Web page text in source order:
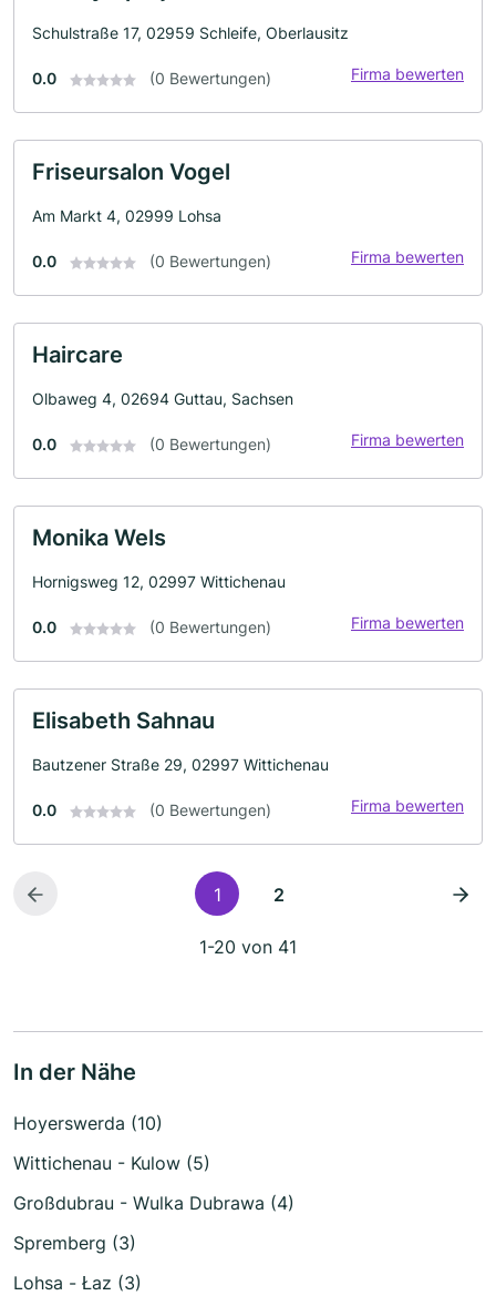
Schulstraße 17, 02959 Schleife, Oberlausitz
0.0 (0 Bewertungen) Firma bewerten
Friseursalon Vogel
Am Markt 4, 02999 Lohsa
0.0 (0 Bewertungen) Firma bewerten
Haircare
Olbaweg 4, 02694 Guttau, Sachsen
0.0 (0 Bewertungen) Firma bewerten
Monika Wels
Hornigsweg 12, 02997 Wittichenau
0.0 (0 Bewertungen) Firma bewerten
Elisabeth Sahnau
Bautzener Straße 29, 02997 Wittichenau
0.0 (0 Bewertungen) Firma bewerten
1 2
1-20 von 41
In der Nähe
Hoyerswerda (10)
Wittichenau - Kulow (5)
Großdubrau - Wulka Dubrawa (4)
Spremberg (3)
Lohsa - Łaz (3)